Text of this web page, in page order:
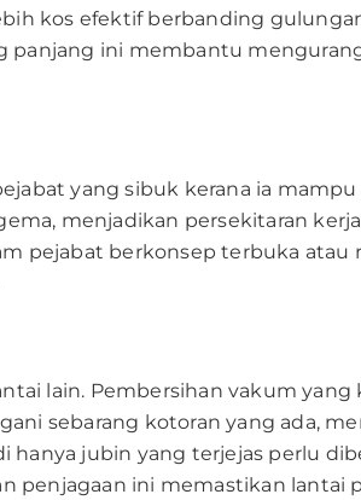
kos efektif berbanding
panjang ini membantu
yang sibuk kerana ia mampu
menjadikan persekitaran
pejabat berkonsep terbuka atau
lain. Pembersihan vakum yang
sebarang kotoran yang ada,
jubin yang terjejas perlu
penjagaan ini memastikan lantai